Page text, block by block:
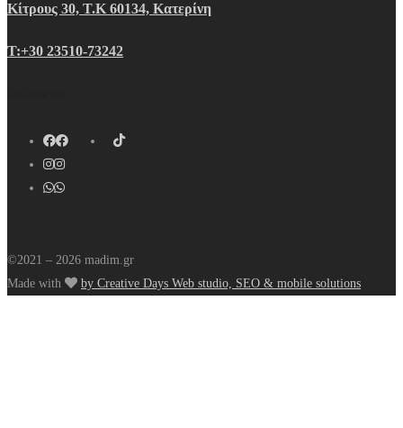
Κίτρους 30, Τ.Κ 60134, Κατερίνη
Τ:+30 23510-73242
©2021 – 2026 madim.gr
Made with
by Creative Days Web studio, SEO & mobile solutions